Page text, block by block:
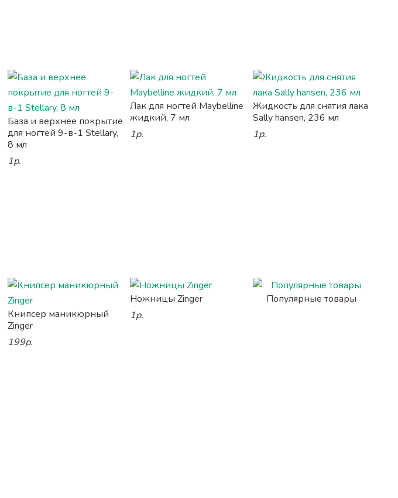
База и верхнее покрытие
для ногтей 9-в-1 Stellary,
8 мл
1р.
Лак для ногтей Maybelline
жидкий, 7 мл
1р.
Жидкость для снятия лака
Sally hansen, 236 мл
1р.
Книпсер маникюрный
Zinger
199р.
Ножницы Zinger
1р.
Популярные товары